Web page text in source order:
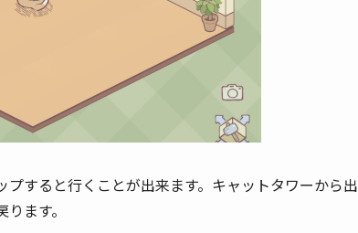
プすると行くことが出来ます。キャットタワーから
ます。